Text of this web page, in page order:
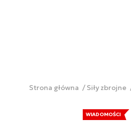
Strona główna Siły zbrojne
WIADOMOŚCI